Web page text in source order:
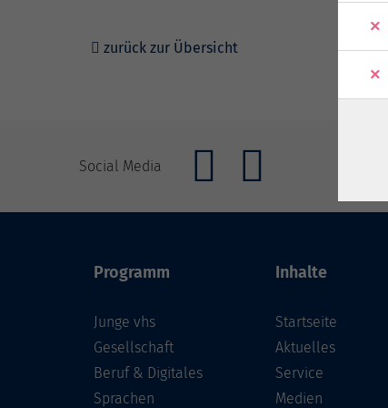
zurück zur Übersicht
Social Media
Programm
Junge vhs
Gesellschaft
Beruf & Digitales
Sprachen
Inhalte
Startseite
Aktuelles
Service
Medien